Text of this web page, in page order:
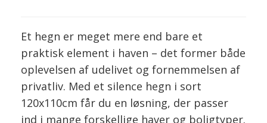
Et hegn er meget mere end bare et
praktisk element i haven – det former både
oplevelsen af udelivet og fornemmelsen af
privatliv. Med et silence hegn i sort
120x110cm får du en løsning, der passer
ind i mange forskellige haver og boligtyper.